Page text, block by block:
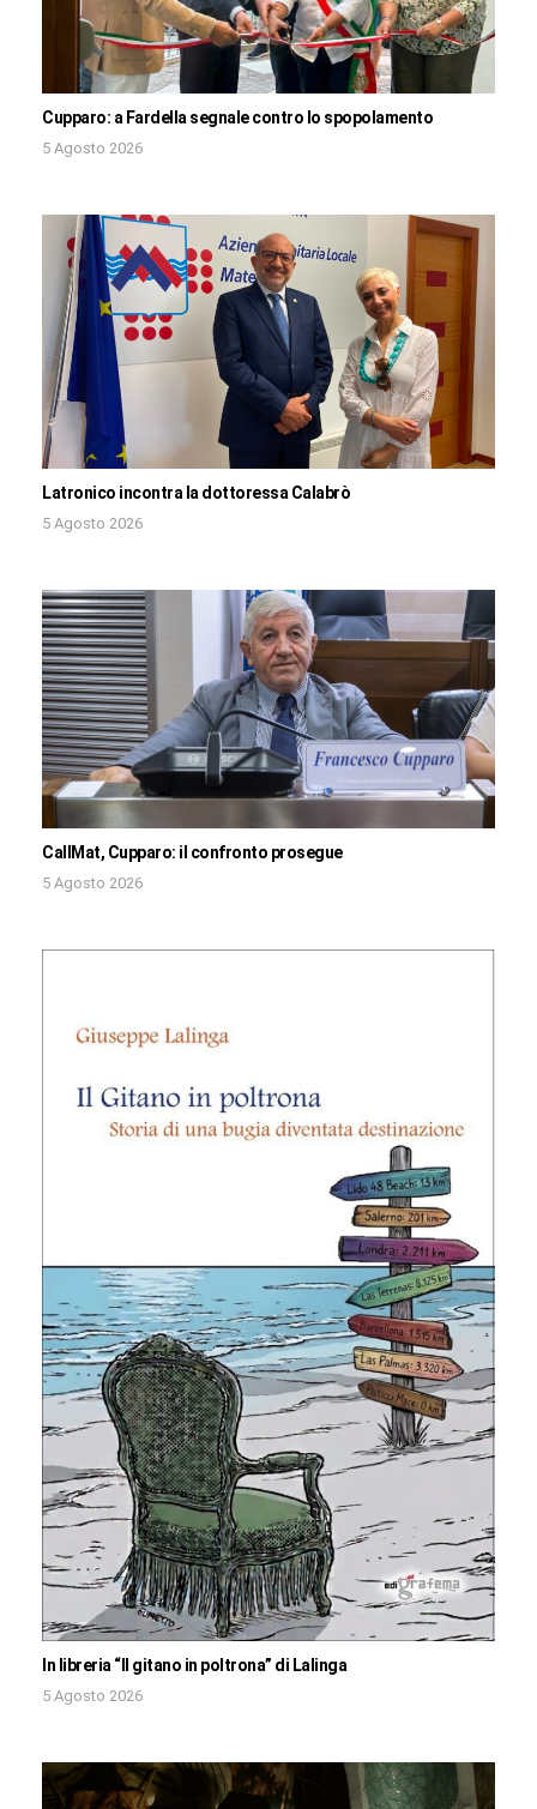
Cupparo: a Fardella segnale contro lo spopolamento
5 Agosto 2026
Latronico incontra la dottoressa Calabrò
5 Agosto 2026
CallMat, Cupparo: il confronto prosegue
5 Agosto 2026
In libreria “Il gitano in poltrona” di Lalinga
5 Agosto 2026